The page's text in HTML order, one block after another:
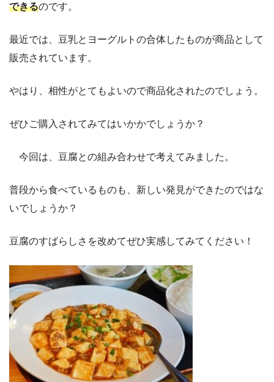
できるのです。
最近では、豆乳とヨーグルトの合体したものが商品として
販売されています。
やはり、相性がとてもよいので商品化されたのでしょう。
ぜひご購入されてみてはいかかでしょうか？
今回は、豆腐との組み合わせで考えてみました。
普段から食べているものも、新しい発見ができたのではな
いでしょうか？
豆腐のすばらしさを改めてぜひ実感してみてください！